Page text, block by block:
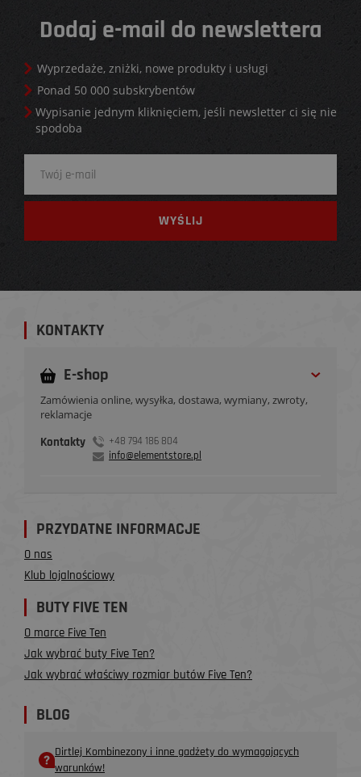
Dodaj e-mail do newslettera
Wyprzedaże, zniżki, nowe produkty i usługi
Ponad 50 000 subskrybentów
Wypisanie jednym kliknięciem, jeśli newsletter ci się nie
spodoba
KONTAKTY
E-shop
Zamówienia online, wysyłka, dostawa, wymiany, zwroty,
reklamacje
Kontakty
+48 794 186 804
info@elementstore.pl
PRZYDATNE INFORMACJE
O nas
Klub lojalnościowy
BUTY FIVE TEN
O marce Five Ten
Jak wybrać buty Five Ten?
Jak wybrać właściwy rozmiar butów Five Ten?
BLOG
Dirtlej Kombinezony i inne gadżety do wymagających
warunków!